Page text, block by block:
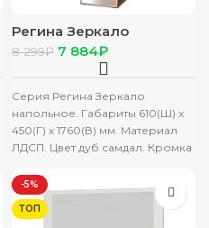
Регина Зеркало
напольное дуб самдал
8 299₽ 7 884₽
Серия Регина Зеркало
напольное. Габариты 610(Ш) х
450(Г) х 1760(В) мм. Материал
ЛДСП. Цвет дуб самдал. Кромка
-5%
ТОП